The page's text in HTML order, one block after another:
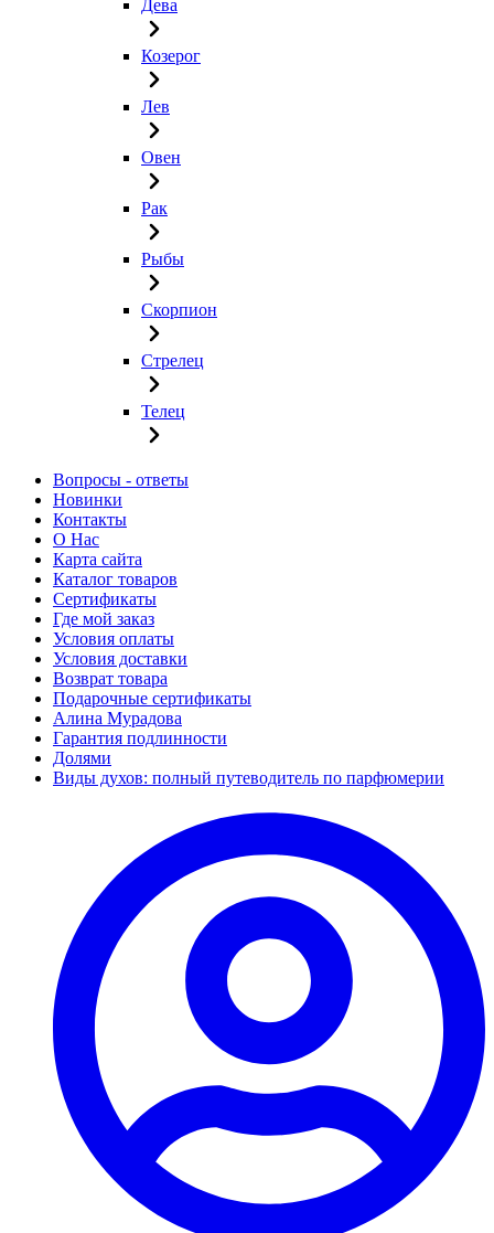
Дева
Козерог
Лев
Овен
Рак
Рыбы
Скорпион
Стрелец
Телец
Вопросы - ответы
Новинки
Контакты
О Нас
Карта сайта
Каталог товаров
Сертификаты
Где мой заказ
Условия оплаты
Условия доставки
Возврат товара
Подарочные сертификаты
Алина Мурадова
Гарантия подлинности
Долями
Виды духов: полный путеводитель по парфюмерии